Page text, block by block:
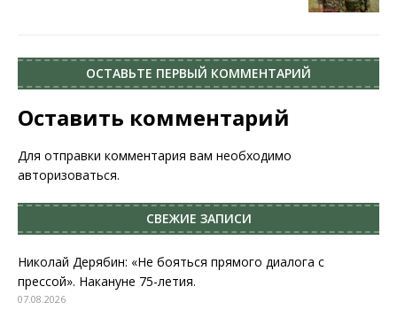
ОСТАВЬТЕ ПЕРВЫЙ КОММЕНТАРИЙ
Оставить комментарий
Для отправки комментария вам необходимо
авторизоваться.
СВЕЖИЕ ЗАПИСИ
Николай Дерябин: «Не бояться прямого диалога с
прессой». Накануне 75-летия.
07.08.2026